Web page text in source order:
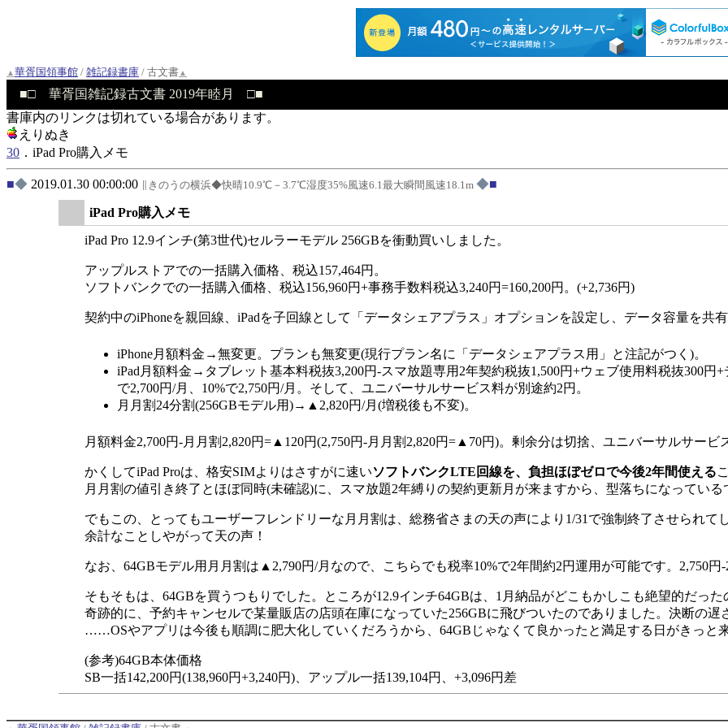
華胥国領事館 / 雑記録書庫 / 古文書
華胥国雑記録古文書 2019年睦月
書庫内のリンクは切れている場合があります。
えりぬき
30 ．iPad Pro購入メモ
◆ 2019.01.30 00:00:00 きのうの横浜◆快晴10.9℃－3.7℃湿度35%風速6.1最大瞬間風速18.1m ◆
iPad Pro購入メモ
iPad Pro 12.9インチ(第3世代)セルラーモデル 256GBを衝動買いしました。
アップルストアでの一括購入価格、税込157,464円。
ソフトバンクでの一括購入価格、税込156,960円+事務手数料税込3,240円=160,200円。(+2,736円)
契約中のiPhoneを親回線、iPadを子回線として「データシェアプラス」オプションを設定し、データ容量を共
iPhone月額料金 →無変更。プランも無変更(現行プラン名に「データシェアプラス用」と注記がつく)。
iPad月額料金→タブレット基本料税抜3,200円-スマ放題専用2年契約税抜1,500円+ウェブ使用料税抜300円
で2,700円/月、10%で2,750円/月。そして、ユニバーサルサービス料が別途約2円。
月月割24分割(256GBモデル用)→▲2,820円/月(増税後も不変)。
月額料金2,700円-月月割2,820円=▲120円(2,750円-月月割2,820円=▲70円)。剰余分は切捨、ユニバーサルサービ
かくしてiPad Proは、格安SIMよりはさすがに速いソフトバンクLTE回線を、負担ほぼゼロで今後2年間使える
月月割の値引き終了とほぼ同時(未確認)に、スマ放題2年縛りの契約更新月が来ますから、型落ちになってい
でもこの、とってもユーザーフレンドリーな月月割は、総務省さまの天の声により1/31で強制終了させられて
余計なことしやがって天の声！
なお、64GBモデル用月月割は▲2,790円/月なので、こちらでも税率10%で2年間約2円運用が可能です。2,750
そもそもは、64GBを買うつもりでした。ところが12.9インチ64GBは、1月納品がどこもかしこも絶望的だった
奇跡的に、予約キャンセルで某量販店の店頭在庫になっていた256GBに飛びついたのでありました。決断の遅
……OSやアプリは今後も順調に肥大化していくだろうから、64GBじゃなくて良かったと満足する日がきっと
(参考)64GB本体価格
SB一括142,200円(138,960円+3,240円)、アップル一括139,104円、+3,096円差